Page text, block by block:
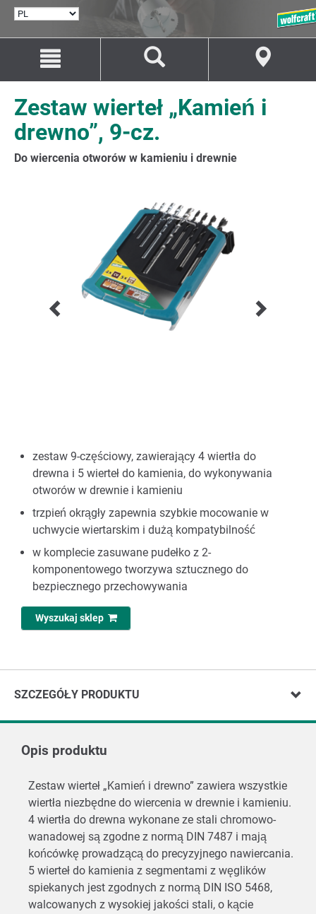
treści
Przejście
nawigacji
Zestaw wierteł „Kamień i
drewno”, 9-cz.
Do wiercenia otworów w kamieniu i drewnie
zestaw 9-częściowy, zawierający 4 wiertła do
drewna i 5 wierteł do kamienia, do wykonywania
otworów w drewnie i kamieniu
trzpień okrągły zapewnia szybkie mocowanie w
uchwycie wiertarskim i dużą kompatybilność
w komplecie zasuwane pudełko z 2-
komponentowego tworzywa sztucznego do
bezpiecznego przechowywania
Wyszukaj sklep
SZCZEGÓŁY PRODUKTU
Opis produktu
Zestaw wierteł „Kamień i drewno” zawiera wszystkie
wiertła niezbędne do wiercenia w drewnie i kamieniu.
4 wiertła do drewna wykonane ze stali chromowo-
wanadowej są zgodne z normą DIN 7487 i mają
końcówkę prowadzącą do precyzyjnego nawiercania.
5 wierteł do kamienia z segmentami z węglików
spiekanych jest zgodnych z normą DIN ISO 5468,
walcowanych z wysokiej jakości stali, o kącie